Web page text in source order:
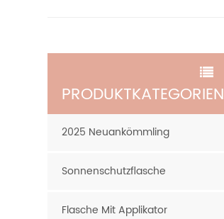
PRODUKTKATEGORIEN
2025 Neuankömmling
Sonnenschutzflasche
Flasche Mit Applikator